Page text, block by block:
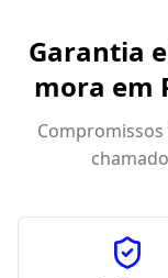
Garantia
mora em